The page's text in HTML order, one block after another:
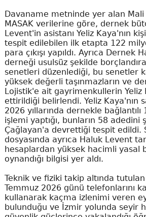
Davaname metninde yer alan
MASAK verilerine göre, dernek
Levent'in asistanı Yeliz Kaya'nın
tespit edilebilen ilk etapta 122
para çıkışı yapıldı. Ayrıca Dernek
derneği usulsüz şekilde
senetleri düzenlediği, bu senetler
yüksek değerli taşınmazların ve
Lojistik'e ait gayrimenkullerin Yeliz
ettirildiği belirlendi. Yeliz Kaya'nın
2026 yıllarında dernekle
işlemi yaptığı, bunların 58 adedini
Çağlayan'a devrettiği tespit edildi.
dosyasında ayrıca Haluk Levent
hesaplardan yüksek hacimli yasal
oynandığı bilgisi yer aldı.
Teknik ve fiziki takip altında
Temmuz 2026 günü telefonlarını
kullanarak kaçma izlenimi veren
bulunduğu ve İzmir yolunda seyir